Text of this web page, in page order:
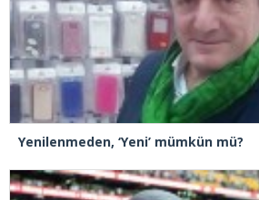
Yenilenmeden, ‘Yeni’ mümkün mü?